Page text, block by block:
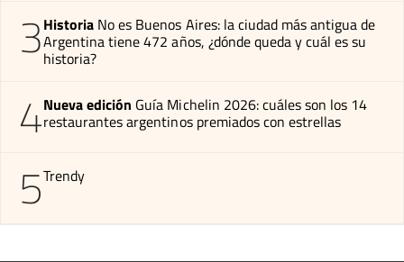
3Historia No es Buenos Aires: la ciudad más antigua de
Argentina tiene 472 años, ¿dónde queda y cuál es su
historia?
4Nueva edición Guía Michelin 2026: cuáles son los 14
restaurantes argentinos premiados con estrellas
5Trendy